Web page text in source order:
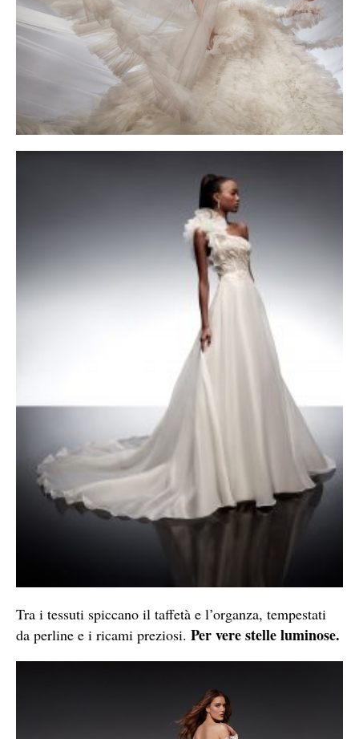
Tra i tessuti spiccano il taffetà e l’organza, tempestati
da perline e i ricami preziosi. Per vere stelle luminose.